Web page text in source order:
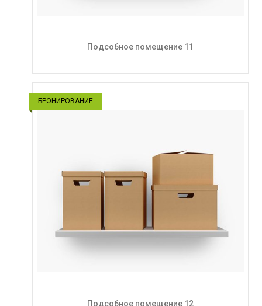
Подсобное помещение 11
БРОНИРОВАНИЕ
Подсобное помещение 12